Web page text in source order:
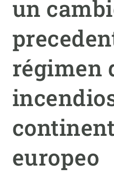
un
régimen
europeo
CIENCIA EN ACCIÓN
PARTICIPA
NOTICIAS Y AGENDA